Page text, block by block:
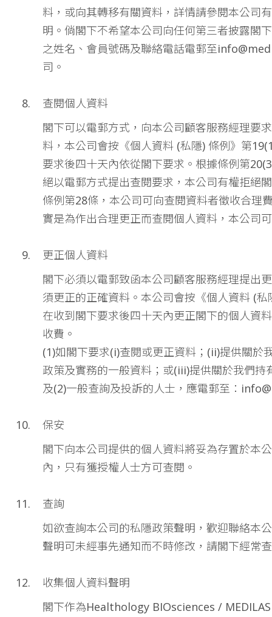
料，或向其轉移有關資料，詳情請參閱本公司
明。倘閣下不希望本公司向任何第三者披露閣
之姓名、會員號碼及聯絡電話電郵至
司。
查閱個人資料
閣下可以電郵方式，向本公司顧客服務經理要
料，本公司會按《個人資料 (私隱) 條例》第
要求後四十天內依從閣下要求。根據條例第
絕以電郵方式提出查閱要求，本公司有權拒絕
條例第28條，本公司可向查閱資料者徵收合理
實是為作出合理更正而查閱個人資料，本公司
更正個人資料
閣下必須以電郵致函本公司顧客服務經理提出
須更正的正確資料。本公司會按《個人資料 (
在收到閣下要求後四十天內更正閣下的個人資
收費。
(1)如閣下要求(i)查閱或更正資料；(ii)提供關於
政策及實務的一般資料；或(iii)提供關於我們持
及(2)一般查詢及投訴的人士，應電郵至：
保安
閣下向本公司提供的個人資料將妥為存置於本
內，只有獲授權人士方可查閱。
查詢
如欲查詢本公司的私隱政策聲明，歡迎聯絡本
聲明可未經事先通知而不時修改，請閣下經常
收集個人資料聲明
閣下作為Healthology BIOsciences /